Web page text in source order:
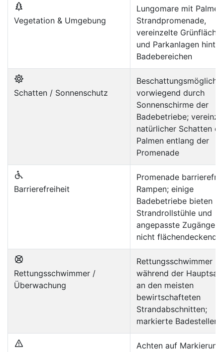
Vegetation & Umgebung
Lungomare mit
Strandpromenade,
vereinzelte
und Parkanlagen
Badebereichen
Schatten / Sonnenschutz
vorwiegend durch
Sonnenschirme der
Badebetriebe;
natürlicher Schatten
Palmen entlang der
Promenade
Barrierefreiheit
Promenade
Rampen; einige
Badebetriebe bieten
Strandrollstühle und
angepasste Zugänge,
nicht flächendeckend
Rettungsschwimmer /
Überwachung
Rettungsschwimmer
während der
an den meisten
bewirtschafteten
Strandabschnitten;
markierte Badestellen
Achten auf